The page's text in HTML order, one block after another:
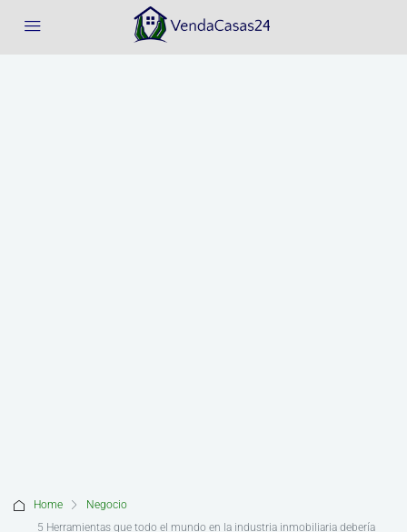
Home
Negocio
5 Herramientas que todo el mundo en la industria inmobiliaria debería